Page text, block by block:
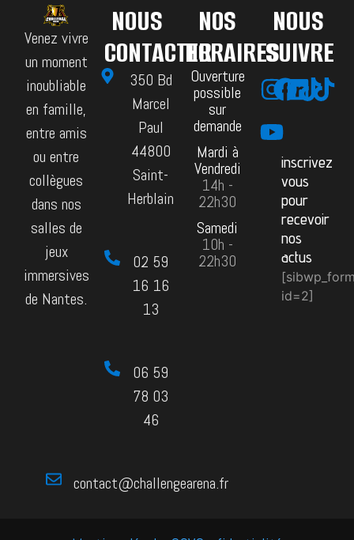
Venez vivre
un moment
inoubliable
en famille,
entre amis
ou entre
collègues
dans nos
salles de
jeux
immersives
de Nantes.
NOUS
CONTACTER
350 Bd
Marcel
Paul
44800
Saint-
Herblain
02 59
16 16
13
06 59
78 03
46
contact@challengearena.fr
NOS
HORAIRES
Ouverture
possible
sur
demande
Mardi à
Vendredi
14h -
22h30
Samedi
10h -
22h30
NOUS
SUIVRE
inscrivez
vous
pour
recevoir
nos
actus
id=2]